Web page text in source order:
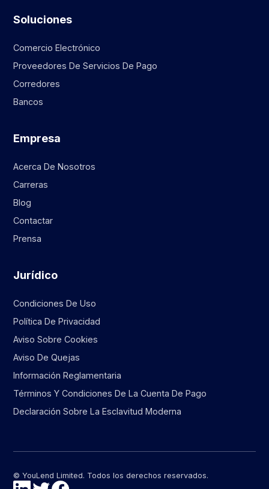
Soluciones
Comercio Electrónico
Proveedores De Servicios De Pago
Corredores
Bancos
Empresa
Acerca De Nosotros
Carreras
Blog
Contactar
Prensa
Jurídico
Condiciones De Uso
Política De Privacidad
Aviso Sobre Cookies
Aviso De Quejas
Información Reglamentaria
Términos Y Condiciones De La Cuenta De Pago
Declaración Sobre La Esclavitud Moderna
© YouLend Limited. Todos los derechos reservados.